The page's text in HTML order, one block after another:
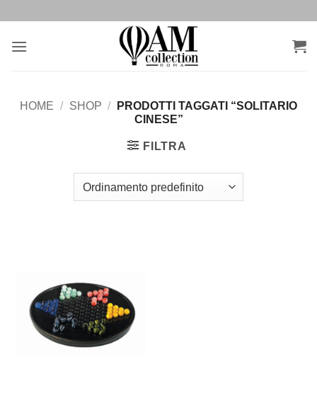
contenuti
HOME / SHOP /
PRODOTTI TAGGATI “SOLITARIO
CINESE”
FILTRA